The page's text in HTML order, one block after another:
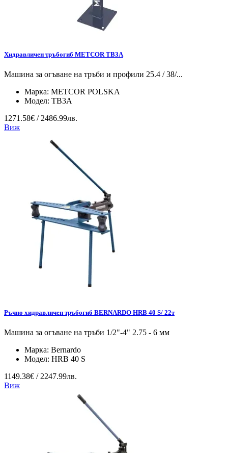
Хидравличен тръбогиб METCOR TB3A
Машина за огъване на тръби и профили 25.4 / 38/...
Марка: METCOR POLSKA
Модел: TB3A
1271.58€ / 2486.99лв.
Виж
Ръчно хидравличен тръбогиб BERNARDO HRB 40 S/ 22т
Машина за огъване на тръби 1/2"-4" 2.75 - 6 мм
Марка: Bernardo
Модел: HRB 40 S
1149.38€ / 2247.99лв.
Виж